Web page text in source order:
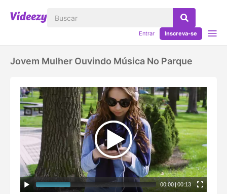
Entrar Inscreva-se
Jovem Mulher Ouvindo Música No Parque
00:00|00:13